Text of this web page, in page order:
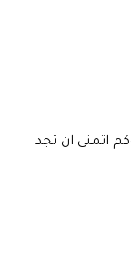
اتمنى ان تجد